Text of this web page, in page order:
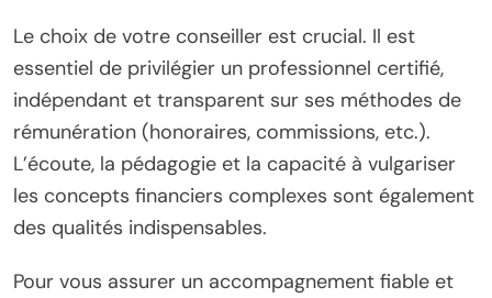
Le choix de votre conseiller est crucial. Il est
essentiel de privilégier un professionnel certifié,
indépendant et transparent sur ses méthodes de
rémunération (honoraires, commissions, etc.).
L’écoute, la pédagogie et la capacité à vulgariser
les concepts financiers complexes sont également
des qualités indispensables.
Pour vous assurer un accompagnement fiable et